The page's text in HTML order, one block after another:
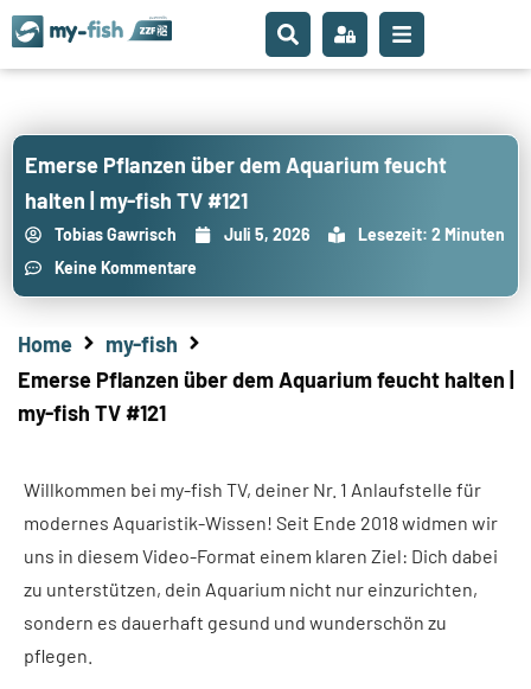
Emerse Pflanzen über dem Aquarium feucht
halten | my-fish TV #121
Tobias Gawrisch Juli 5, 2026
Lesezeit: 2 Minuten
Keine Kommentare
Home
my-fish
Emerse Pflanzen über dem Aquarium feucht halten |
my-fish TV #121
Willkommen bei my-fish TV, deiner Nr. 1 Anlaufstelle für
modernes Aquaristik-Wissen! Seit Ende 2018 widmen wir
uns in diesem Video-Format einem klaren Ziel: Dich dabei
zu unterstützen, dein Aquarium nicht nur einzurichten,
sondern es dauerhaft gesund und wunderschön zu
pflegen.